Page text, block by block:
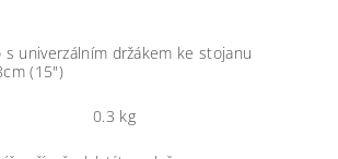
univerzálním držákem ke stojanu
(15")
0.3 kg